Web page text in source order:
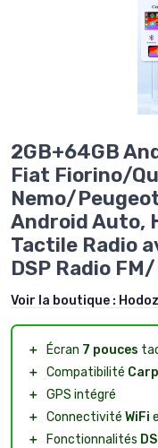
2GB+64GB
Fiat Fiorino/
Nemo/
Android Auto,
Tactile Radio
DSP Radio
Voir la boutique :
＋ Écran 7 pouces
＋ Compatibilité
＋ GPS intégré
＋ Connectivité WiFi
＋
Fonctionnalités